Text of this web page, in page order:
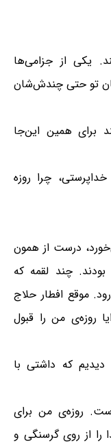
یکی از جزامی‌ها
تو حتی چندش‌شان
برای همین این‌جا
چرا روزه
درست از همون
چند لقمه که
موقع افطار حلاج
روزه‌ی من را قبول
که داشتی با
روزه‌ی من برای
از روی گرسنگی و